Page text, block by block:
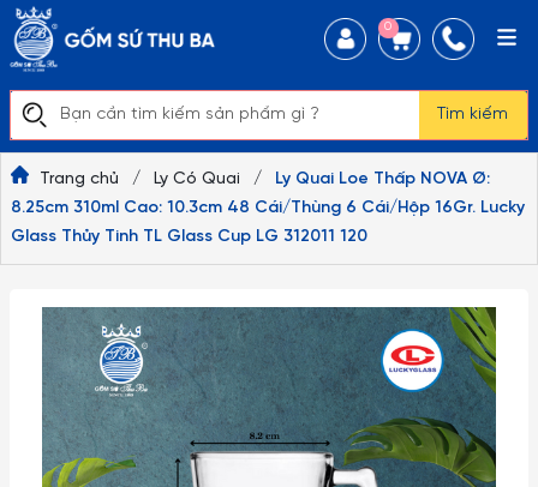
Tìm kiếm
0
Trang chủ / Ly Có Quai /
Ly Quai Loe Thấp NOVA Ø:
8.25cm 310ml Cao: 10.3cm 48 Cái/Thùng 6 Cái/Hộp 16Gr. Lucky
Glass Thủy Tinh TL Glass Cup LG 312011 120